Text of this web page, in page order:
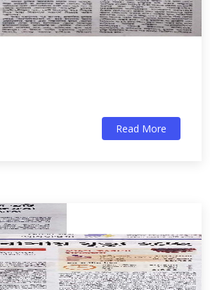
Read More